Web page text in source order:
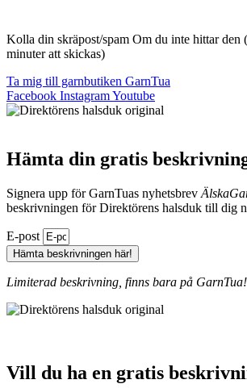
Kolla din skräpost/spam Om du inte hittar den
minuter att skickas)
Ta mig till garnbutiken GarnTua
Facebook InstagramYoutube
Hämta din gratis
Signera upp för GarnTuas nyhetsbrev
beskrivningen för Direktörens halsduk till dig
E-post
Hämta beskrivningen här!
Limiterad beskrivning, finns bara på GarnTua!
Vill du ha en gratis